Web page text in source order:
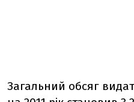
Загальний обсяг